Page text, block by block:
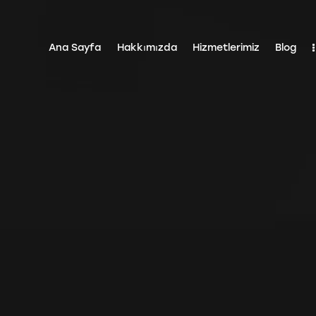
Ana Sayfa Hakkımızda Hizmetlerimiz Blog